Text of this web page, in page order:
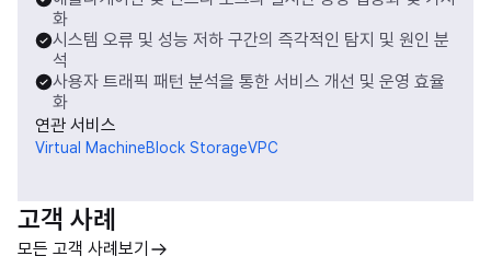
화
시스템 오류 및 성능 저하 구간의 즉각적인 탐지 및 원인 분
석
사용자 트래픽 패턴 분석을 통한 서비스 개선 및 운영 효율
화
연관 서비스
Virtual MachineBlock StorageVPC
고객 사례
모든 고객 사례보기